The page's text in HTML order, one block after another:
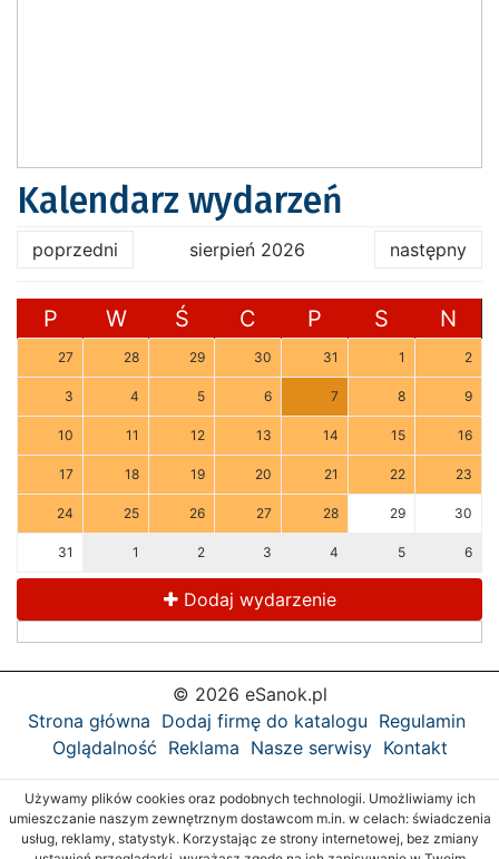
Kalendarz wydarzeń
poprzedni sierpień 2026 następny
P W Ś C P S N
27 28 29 30 31 1 2
3 4 5 6 7 8 9
10 11 12 13 14 15 16
17 18 19 20 21 22 23
24 25 26 27 28 29 30
31 1 2 3 4 5 6
Dodaj wydarzenie
© 2026 eSanok.pl
Strona główna Dodaj firmę do katalogu Regulamin
Oglądalność Reklama Nasze serwisy Kontakt
Używamy plików cookies oraz podobnych technologii. Umożliwiamy ich
umieszczanie naszym zewnętrznym dostawcom m.in. w celach: świadczenia
usług, reklamy, statystyk. Korzystając ze strony internetowej, bez zmiany